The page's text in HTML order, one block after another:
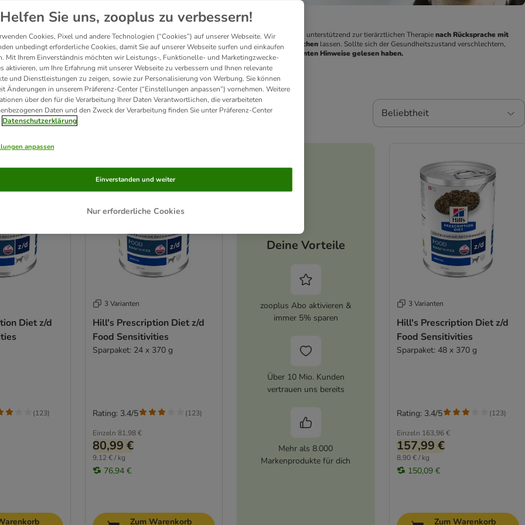
Hundefutter bietet eine breite Auswahl an klinisch erprobtem therapeutischem Futter welches unterstützend zur tierärztlichen Therapie nach Rücksprache mit
werden kann. Zusätzlich sollten Sie Ihren Hund regelmäßig von Ihrem Tierarzt untersuchen lassen. Sollte sich der Gesundheitszustand verschlechtern,
Rat aufsuchen.
Mit dem Kauf des Futters bestätigen Sie, dass Sie die oben genannten Hinweise gelesen haben.
Beliebtheit
been changed
Diet z/d
(123)
3 Varianten
Hill's Prescription Diet z/d
Food Sensitivities
Sparpaket: 24 x 370 g
Einzeln 81,98 €
80,99 €
9,12 € / kg
76,94 €
Rating: 3.4/5 (123)
Zum Warenkorb
Deine Vorteile
zooplus Abo aktivieren &
immer 5% sparen
Über 10 Mio. Kunden
vertrauen uns bereits
Mehr als 8.000
Markenprodukte für dich
3 Varianten
Hill's Prescription Diet z/d
Food Sensitivities
Sparpaket: 48 x 370 g
Einzeln 163,96 €
157,99 €
8,90 € / kg
150,09 €
Rating: 3.4/5 (123)
Zum Warenkorb
Helfen Sie uns, zooplus zu verbessern!
Cookies, Pixel und andere Technologien (“Cookies”) auf unserer Webseite. Wir
unbedingt erforderliche Cookies, damit Sie auf unserer Webseite surfen und einkaufen
Mit Ihrem Einverständnis möchten wir Leistungs-, Funktionelle- und Marketingzwecke-
aktivieren, um Ihre Erfahrung mit unserer Webseite zu verbessern und Ihnen relevante
und Dienstleistungen zu zeigen, sowie zur Personalisierung von Werbung. Sie können
Änderungen in unserem Präferenz-Center (“Einstellungen anpassen”) vornehmen. Weitere
über den für die Verarbeitung Ihrer Daten Verantwortlichen, die verarbeiteten
Daten und den Zweck der Verarbeitung finden Sie unter Präferenz-Center
Datenschutzerklärung
anpassen
Nur erforderliche Cookies
Einverstanden und weiter